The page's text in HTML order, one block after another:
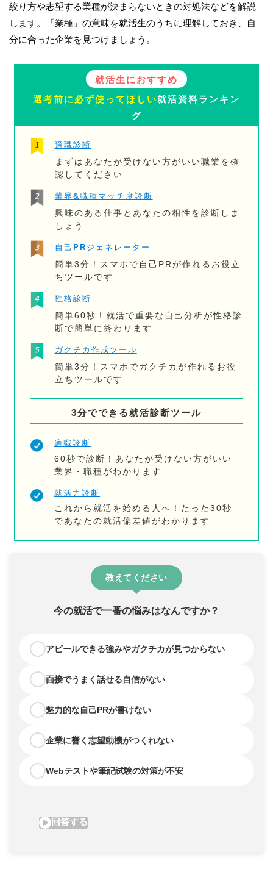
絞り方や志望する業種が決まらないときの対処法などを解説
します。「業種」の意味を就活生のうちに理解しておき、自
分に合った企業を見つけましょう。
就活生におすすめ
選考前に必ず使ってほしい就活資料ランキン
グ
適職診断
まずはあなたが受けない方がいい職業を確
認してください
業界&職種マッチ度診断
興味のある仕事とあなたの相性を診断しま
しょう
自己PRジェネレーター
簡単3分！スマホで自己PRが作れるお役立
ちツールです
性格診断
簡単60秒！就活で重要な自己分析が性格診
断で簡単に終わります
ガクチカ作成ツール
簡単3分！スマホでガクチカが作れるお役
立ちツールです
3分でできる就活診断ツール
適職診断
60秒で診断！あなたが受けない方がいい
業界・職種がわかります
就活力診断
これから就活を始める人へ！たった30秒
であなたの就活偏差値がわかります